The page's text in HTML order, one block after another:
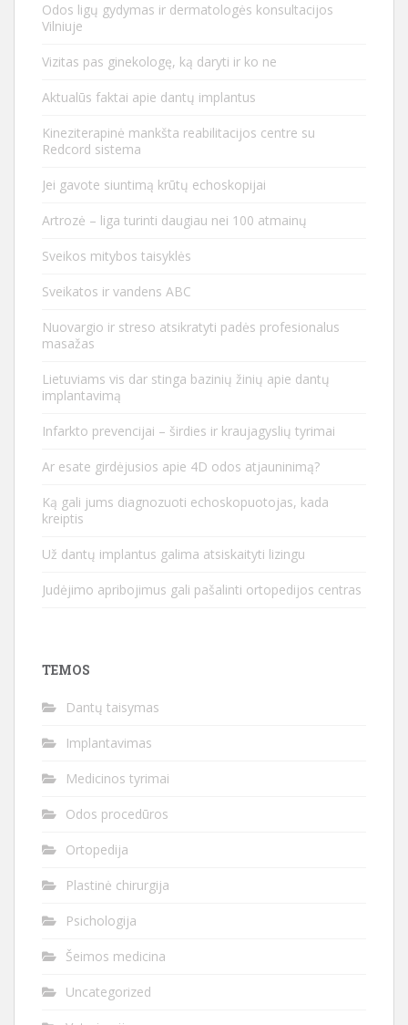
Odos ligų gydymas ir dermatologės konsultacijos
Vilniuje
Vizitas pas ginekologę, ką daryti ir ko ne
Aktualūs faktai apie dantų implantus
Kineziterapinė mankšta reabilitacijos centre su
Redcord sistema
Jei gavote siuntimą krūtų echoskopijai
Artrozė – liga turinti daugiau nei 100 atmainų
Sveikos mitybos taisyklės
Sveikatos ir vandens ABC
Nuovargio ir streso atsikratyti padės profesionalus
masažas
Lietuviams vis dar stinga bazinių žinių apie dantų
implantavimą
Infarkto prevencijai – širdies ir kraujagyslių tyrimai
Ar esate girdėjusios apie 4D odos atjauninimą?
Ką gali jums diagnozuoti echoskopuotojas, kada
kreiptis
Už dantų implantus galima atsiskaityti lizingu
Judėjimo apribojimus gali pašalinti ortopedijos centras
TEMOS
Dantų taisymas
Implantavimas
Medicinos tyrimai
Odos procedūros
Ortopedija
Plastinė chirurgija
Psichologija
Šeimos medicina
Uncategorized